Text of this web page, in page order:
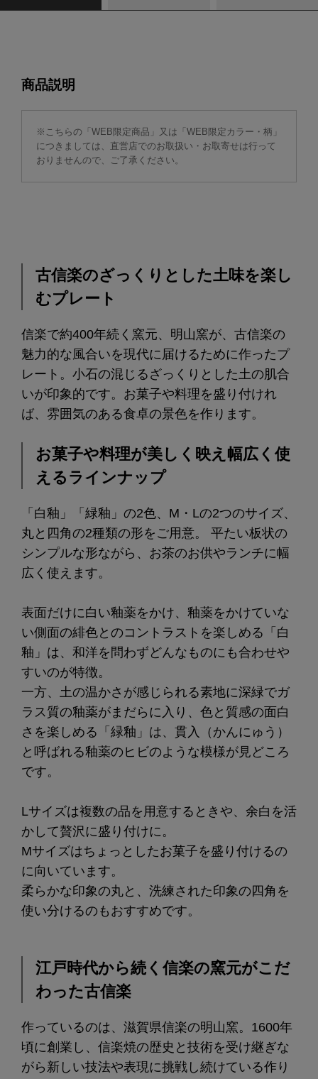
商品説明
※こちらの「WEB限定商品」又は「WEB限定カラー・柄」
につきましては、直営店でのお取扱い・お取寄せは行って
おりませんので、ご了承ください。
古信楽のざっくりとした土味を楽し
むプレート
信楽で約400年続く窯元、明山窯が、古信楽の
魅力的な風合いを現代に届けるために作ったプ
レート。小石の混じるざっくりとした土の肌合
いが印象的です。お菓子や料理を盛り付けれ
ば、雰囲気のある食卓の景色を作ります。
お菓子や料理が美しく映え幅広く使
えるラインナップ
「白釉」「緑釉」の2色、M・Lの2つのサイズ、
丸と四角の2種類の形をご用意。 平たい板状の
シンプルな形ながら、お茶のお供やランチに幅
広く使えます。
表面だけに白い釉薬をかけ、釉薬をかけていな
い側面の緋色とのコントラストを楽しめる「白
釉」は、和洋を問わずどんなものにも合わせや
すいのが特徴。
一方、土の温かさが感じられる素地に深緑でガ
ラス質の釉薬がまだらに入り、色と質感の面白
さを楽しめる「緑釉」は、貫入（かんにゅう）
と呼ばれる釉薬のヒビのような模様が見どころ
です。
Lサイズは複数の品を用意するときや、余白を活
かして贅沢に盛り付けに。
Mサイズはちょっとしたお菓子を盛り付けるの
に向いています。
柔らかな印象の丸と、洗練された印象の四角を
使い分けるのもおすすめです。
江戸時代から続く信楽の窯元がこだ
わった古信楽
作っているのは、滋賀県信楽の明山窯。1600年
頃に創業し、信楽焼の歴史と技術を受け継ぎな
がら新しい技法や表現に挑戦し続けている作り